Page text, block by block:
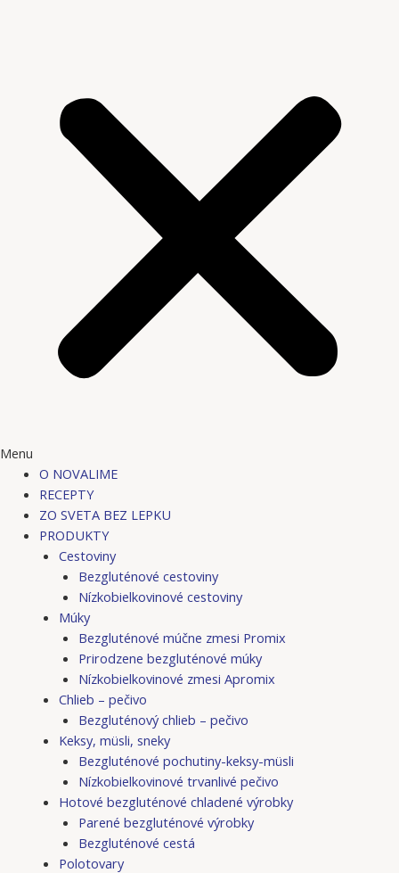
Menu
O NOVALIME
RECEPTY
ZO SVETA BEZ LEPKU
PRODUKTY
Cestoviny
Bezgluténové cestoviny
Nízkobielkovinové cestoviny
Múky
Bezgluténové múčne zmesi Promix
Prirodzene bezgluténové múky
Nízkobielkovinové zmesi Apromix
Chlieb – pečivo
Bezgluténový chlieb – pečivo
Keksy, müsli, sneky
Bezgluténové pochutiny-keksy-müsli
Nízkobielkovinové trvanlivé pečivo
Hotové bezgluténové chladené výrobky
Parené bezgluténové výrobky
Bezgluténové cestá
Polotovary